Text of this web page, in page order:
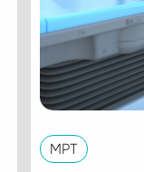
МРТ